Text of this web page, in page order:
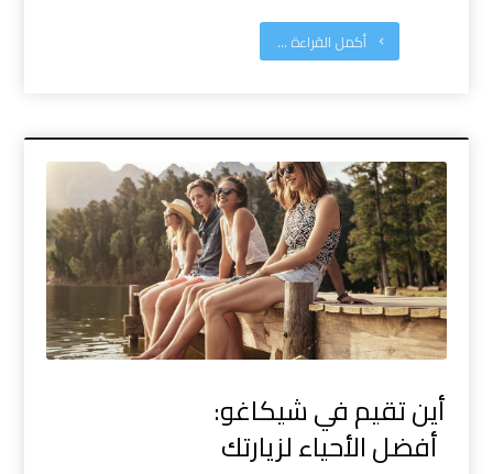
أكمل القراءة ...
أين تقيم في شيكاغو:
أفضل الأحياء لزيارتك